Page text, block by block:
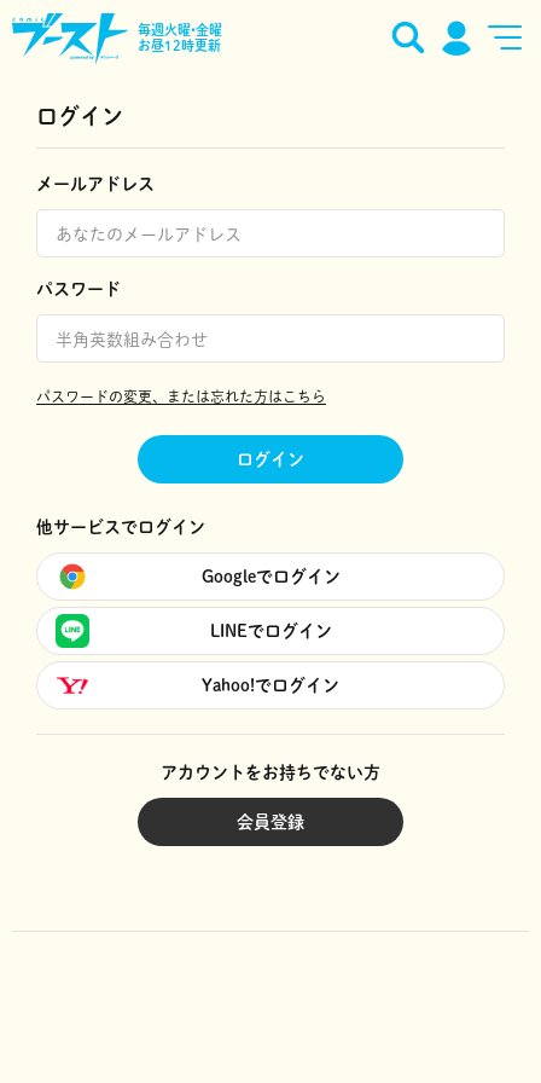
毎週火曜•金曜
お昼12時更新
ログイン
メールアドレス
パスワード
パスワードの変更、または忘れた方はこちら
ログイン
他サービスでログイン
Googleでログイン
LINEでログイン
Yahoo!でログイン
アカウントをお持ちでない方
会員登録